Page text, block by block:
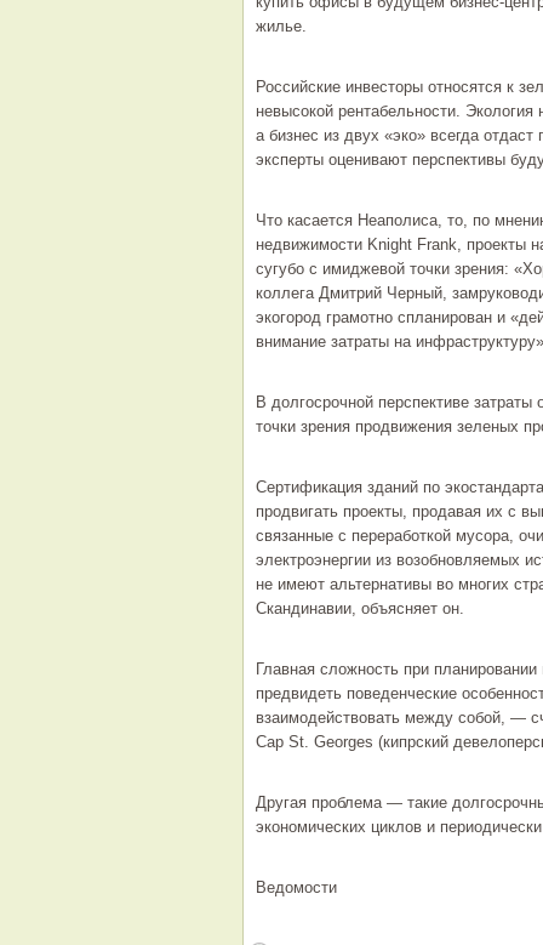
жилье.
Российские инвесторы относятся к
невысокой рентабельности. Экология
а бизнес из двух «эко» всегда
эксперты оценивают перспективы
Что касается Неаполиса, то, по
недвижимости Knight Frank, проекты
сугубо с имиджевой точки зрения:
коллега Дмитрий Черный,
экогород грамотно спланирован и
внимание затраты на
В долгосрочной перспективе затраты
точки зрения продвижения зеленых
Сертификация зданий по
продвигать проекты, продавая их с
связанные с переработкой мусора,
электроэнергии из возобновляемых
не имеют альтернативы во многих
Скандинавии, объясняет он.
Главная сложность при
предвидеть поведенческие
взаимодействовать между собой, —
Cap St. Georges (кипрский
Другая проблема — такие
экономических циклов и
Ведомости